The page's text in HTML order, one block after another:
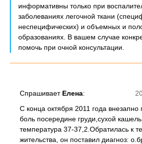
информативны только при
заболеваниях легочной ткани
неспецифических) и объемных и
образованиях. В вашем случае
помочь при очной консультации.
Спрашивает Елена:
С конца октября 2011 года внезапно
боль посередине груди,сухой
температура 37-37,2.Обратилась к
жительства, он поставил диагноз: